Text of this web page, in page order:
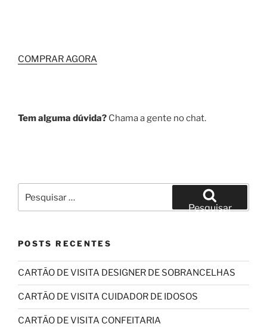
COMPRAR AGORA
Tem alguma dúvida? Chama a gente no chat.
por:
Pesquisar
POSTS RECENTES
CARTÃO DE VISITA DESIGNER DE SOBRANCELHAS
CARTÃO DE VISITA CUIDADOR DE IDOSOS
CARTÃO DE VISITA CONFEITARIA